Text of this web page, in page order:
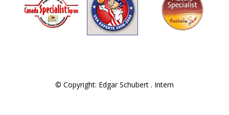
© Copyright: Edgar Schubert . Intern